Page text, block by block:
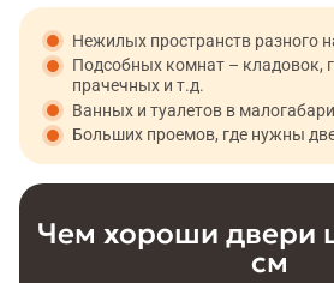
Нежилых пространств разного
Подсобных комнат – кладовок,
прачечных и т.д.
Ванных и туалетов в
Больших проемов, где нужны
Чем хороши двери
см